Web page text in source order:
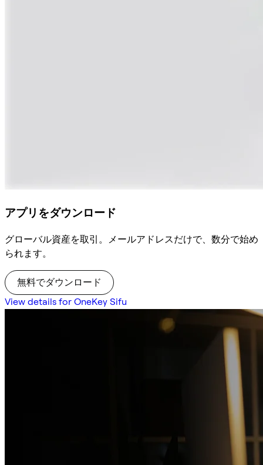
アプリをダウンロード
グローバル資産を取引。メールアドレスだけで、数分で始め
られます。
無料でダウンロード
View details for OneKey Sifu